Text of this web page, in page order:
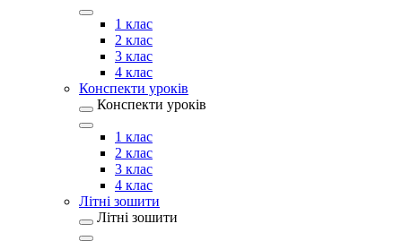
1 клас
2 клас
3 клас
4 клас
Конспекти уроків
Конспекти уроків
1 клас
2 клас
3 клас
4 клас
Літні зошити
Літні зошити